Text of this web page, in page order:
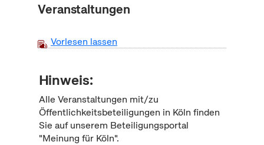
Veranstaltungen
Vorlesen lassen
Hinweis:
Alle Veranstaltungen mit/zu
Öffentlichkeitsbeteiligungen in Köln finden
Sie auf unserem Beteiligungsportal
"Meinung für Köln".